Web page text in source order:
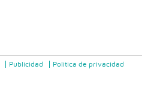
Publicidad Politica de privacidad